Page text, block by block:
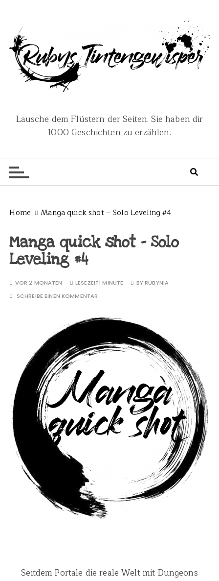
Lausche dem Flüstern der Seiten. Sie haben dir
1000 Geschichten zu erzählen.
Home Manga quick shot – Solo Leveling #4
Manga quick shot – Solo
Leveling #4
VOR 2 MONATEN LESEZEIT1 MINUTE BYRUBYNIA
SCHREIBE EINEN KOMMENTAR
Seitdem Portale die reale Welt mit Dungeons